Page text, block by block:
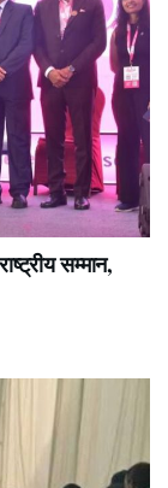
सम्मान,